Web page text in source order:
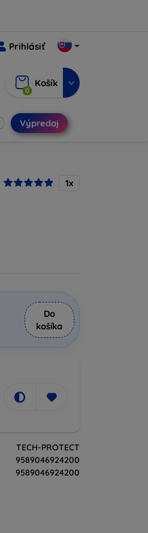
Prihlásiť
0
Košík
Výpredaj
1x
Do
košíka
TECH-PROTECT
9589046924200
9589046924200